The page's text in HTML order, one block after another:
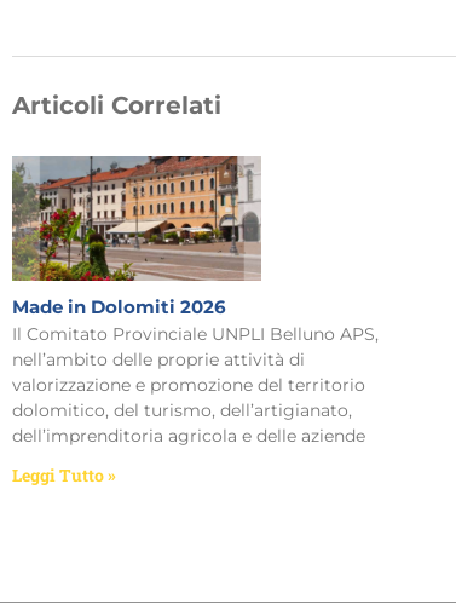
Articoli Correlati
Made in Dolomiti 2026
Il Comitato Provinciale UNPLI Belluno APS,
nell’ambito delle proprie attività di
valorizzazione e promozione del territorio
dolomitico, del turismo, dell’artigianato,
dell’imprenditoria agricola e delle aziende
Leggi Tutto »